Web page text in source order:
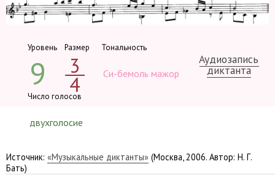
Уровень
9
Размер
3
4
Тональность
Си-бемоль мажор
Число голосов
двухголосие
Источник: «Музыкальные диктанты» (Москва, 2006. Автор: Н. Г.
Бать)
Аудиозапись
диктанта